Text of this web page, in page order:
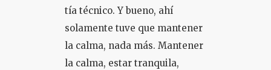
tía técnico. Y bueno, ahí
solamente tuve que mantener
la calma, nada más. Mantener
la calma, estar tranquila,